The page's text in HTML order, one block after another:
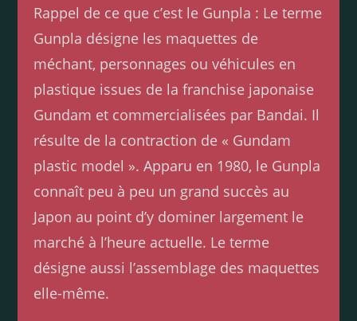
Rappel de ce que c’est le Gunpla : Le terme
Gunpla désigne les maquettes de
méchant, personnages ou véhicules en
plastique issues de la franchise japonaise
Gundam et commercialisées par Bandai. Il
résulte de la contraction de « Gundam
plastic model ». Apparu en 1980, le Gunpla
connaît peu à peu un grand succès au
Japon au point d’y dominer largement le
marché à l’heure actuelle. Le terme
désigne aussi l’assemblage des maquettes
elle-même.